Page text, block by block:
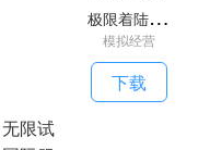
极
限着陆和谐版无限飞机
模拟经营
下载